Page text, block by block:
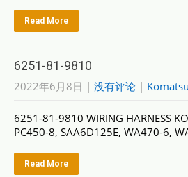
Read More
6251-81-9810
2022年6月8日 | 没有评论 |
6251-81-9810 WIRING HARNESS
PC450-8, SAA6D125E, WA470-6,
Read More